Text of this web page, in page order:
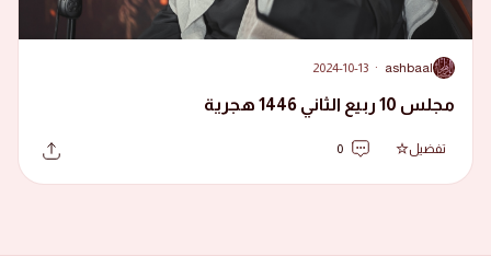
A
ashbaal
·
2024-10-13
مجلس 10 ربيع الثاني 1446 هجرية
تفضيل 0